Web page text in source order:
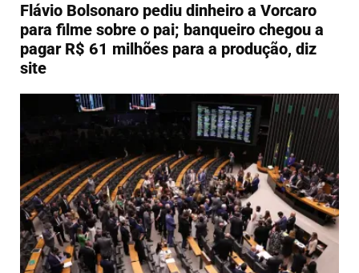
Flávio Bolsonaro pediu dinheiro a Vorcaro
para filme sobre o pai; banqueiro chegou a
pagar R$ 61 milhões para a produção, diz
site